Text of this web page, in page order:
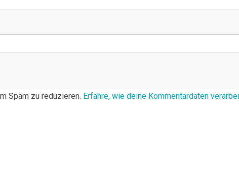
Spam zu reduzieren. Erfahre, wie deine Kommentardaten